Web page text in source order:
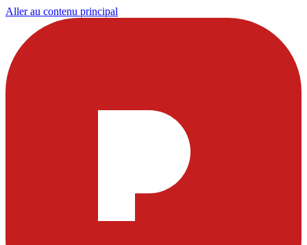
Aller au contenu principal